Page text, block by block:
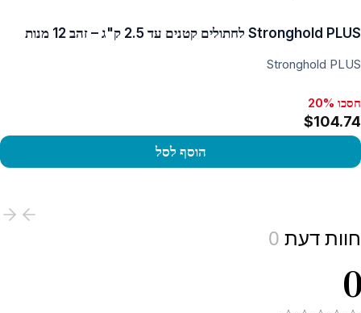
Stronghold PLUS לחתולים קטנים עד 2.5 ק"ג – זהב 12 מנות
Stronghold PLUS
חסכו 20%
$104.74
הוסף לסל
חסכו 20%, $55.30
חוות דעת 0
0